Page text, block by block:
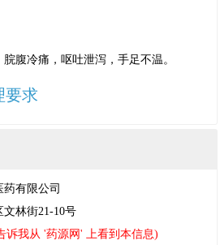
腹冷痛，呕吐泄泻，手足不温。
要求
有限公司
林街21-10号
诉我从 '药源网' 上看到本信息)